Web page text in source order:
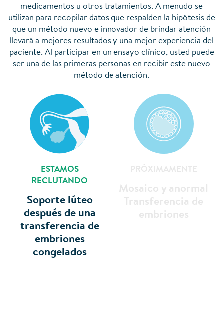
medicamentos u otros tratamientos. A menudo se
utilizan para recopilar datos que respalden la hipótesis de
que un método nuevo e innovador de brindar atención
llevará a mejores resultados y una mejor experiencia del
paciente. Al participar en un ensayo clínico, usted puede
ser una de las primeras personas en recibir este nuevo
método de atención.
ESTAMOS
RECLUTANDO
Soporte lúteo
después de una
transferencia de
embriones
congelados